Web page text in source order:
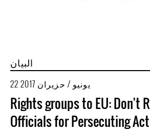
البيان
22 يونيو / حزيران 2017
Rights groups to EU: Don't
Officials for Persecuting